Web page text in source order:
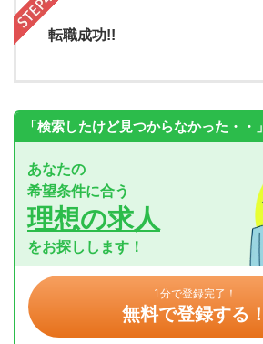
転職成功!!
「検索したけど見つからなかった・・」
あなたの
希望条件に合う
理想の求人
をお探しします！
1分で登録完了！
無料で登録する！